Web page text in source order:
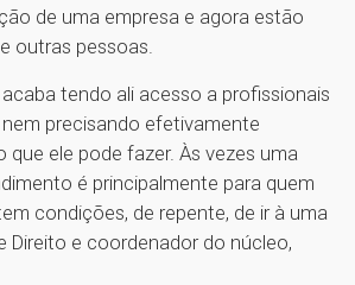
de uma empresa e agora estão
outras pessoas.
tendo ali acesso a profissionais
precisando efetivamente
ele pode fazer. Às vezes uma
é principalmente para quem
condições, de repente, de ir à uma
Direito e coordenador do núcleo,